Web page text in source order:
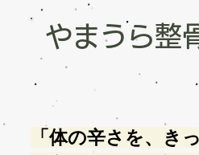
やまうら整
「体の辛さを、き